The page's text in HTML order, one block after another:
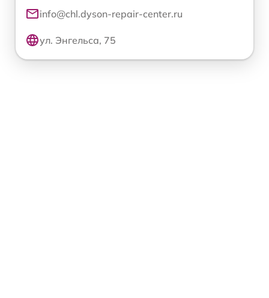
info@chl.dyson-repair-center.ru
ул. Энгельса, 75